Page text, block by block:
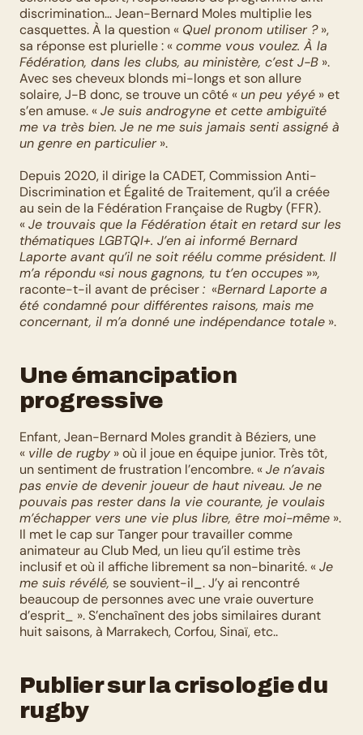
discrimination… Jean-Bernard Moles multiplie les
casquettes. À la question « Quel pronom utiliser ? »,
sa réponse est plurielle : « comme vous voulez. À la
Fédération, dans les clubs, au ministère, c’est J-B ».
Avec ses cheveux blonds mi-longs et son allure
solaire, J-B donc, se trouve un côté « un peu yéyé » et
s’en amuse. « Je suis androgyne et cette ambiguïté
me va très bien. Je ne me suis jamais senti assigné à
un genre en particulier ».
Depuis 2020, il dirige la CADET, Commission Anti-
Discrimination et Égalité de Traitement, qu’il a créée
au sein de la Fédération Française de Rugby (FFR).
« Je trouvais que la Fédération était en retard sur les
thématiques LGBTQI+. J’en ai informé Bernard
Laporte avant qu’il ne soit réélu comme président. Il
m’a répondu «si nous gagnons, tu t’en occupes »»,
raconte-t-il avant de préciser : «Bernard Laporte a
été condamné pour différentes raisons, mais me
concernant, il m’a donné une indépendance totale ».
Une émancipation
progressive
Enfant, Jean-Bernard Moles grandit à Béziers, une
« ville de rugby » où il joue en équipe junior. Très tôt,
un sentiment de frustration l’encombre. « Je n’avais
pas envie de devenir joueur de haut niveau. Je ne
pouvais pas rester dans la vie courante, je voulais
m’échapper vers une vie plus libre, être moi-même ».
Il met le cap sur Tanger pour travailler comme
animateur au Club Med, un lieu qu’il estime très
inclusif et où il affiche librement sa non-binarité. « Je
me suis révélé, se souvient-il_. J’y ai rencontré
beaucoup de personnes avec une vraie ouverture
d’esprit_ ». S’enchaînent des jobs similaires durant
huit saisons, à Marrakech, Corfou, Sinaï, etc..
Publier sur la crisologie du
rugby